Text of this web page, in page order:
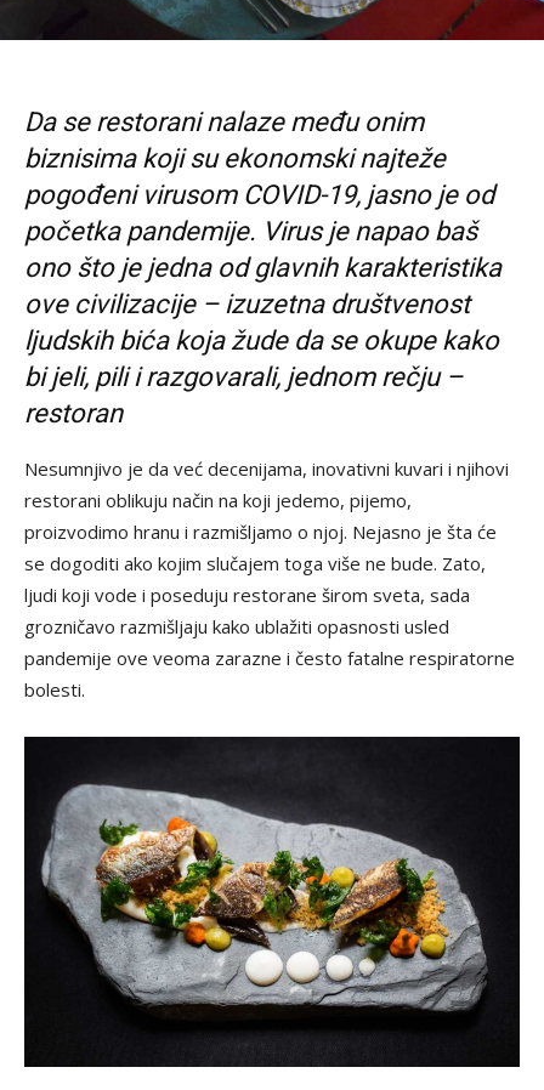
Da se restorani nalaze među onim
biznisima koji su ekonomski najteže
pogođeni virusom COVID-19, jasno je od
početka pandemije. Virus je napao baš
ono što je jedna od glavnih karakteristika
ove civilizacije – izuzetna društvenost
ljudskih bića koja žude da se okupe kako
bi jeli, pili i razgovarali, jednom rečju –
restoran
Nesumnjivo je da već decenijama, inovativni kuvari i njihovi
restorani oblikuju način na koji jedemo, pijemo,
proizvodimo hranu i razmišljamo o njoj. Nejasno je šta će
se dogoditi ako kojim slučajem toga više ne bude. Zato,
ljudi koji vode i poseduju restorane širom sveta, sada
grozničavo razmišljaju kako ublažiti opasnosti usled
pandemije ove veoma zarazne i često fatalne respiratorne
bolesti.